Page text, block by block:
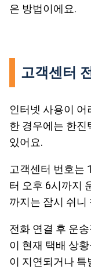
은 방법이에요.
고객센터
인터넷 사용이 어
한 경우에는 한진
있어요.
고객센터 번호는
터 오후 6시까지
까지는 잠시 쉬니
전화 연결 후 운
이 현재 택배 상
이 지연되거나 특